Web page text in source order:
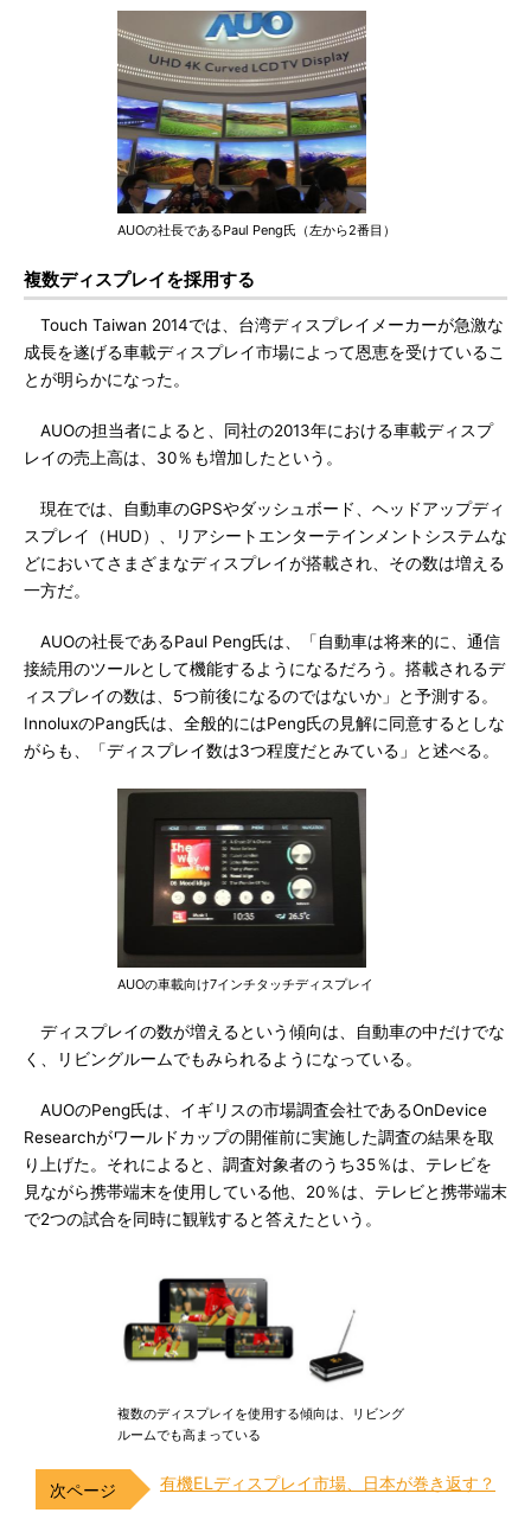
AUOの社長であるPaul Peng氏（左から2番目）
複数ディスプレイを採用する
Touch Taiwan 2014では、台湾ディスプレイメーカーが急激な
成長を遂げる車載ディスプレイ市場によって恩恵を受けているこ
とが明らかになった。
AUOの担当者によると、同社の2013年における車載ディスプ
レイの売上高は、30％も増加したという。
現在では、自動車のGPSやダッシュボード、ヘッドアップディ
スプレイ（HUD）、リアシートエンターテインメントシステムな
どにおいてさまざまなディスプレイが搭載され、その数は増える
一方だ。
AUOの社長であるPaul Peng氏は、「自動車は将来的に、通信
接続用のツールとして機能するようになるだろう。搭載されるデ
ィスプレイの数は、5つ前後になるのではないか」と予測する。
InnoluxのPang氏は、全般的にはPeng氏の見解に同意するとしな
がらも、「ディスプレイ数は3つ程度だとみている」と述べる。
AUOの車載向け7インチタッチディスプレイ
ディスプレイの数が増えるという傾向は、自動車の中だけでな
く、リビングルームでもみられるようになっている。
AUOのPeng氏は、イギリスの市場調査会社であるOnDevice
Researchがワールドカップの開催前に実施した調査の結果を取
り上げた。それによると、調査対象者のうち35％は、テレビを
見ながら携帯端末を使用している他、20％は、テレビと携帯端末
で2つの試合を同時に観戦すると答えたという。
複数のディスプレイを使用する傾向は、リビング
ルームでも高まっている
有機ELディスプレイ市場、日本が巻き返す？